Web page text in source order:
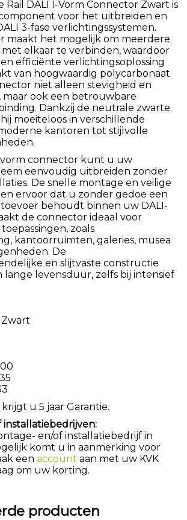
Rail DALI I-Vorm Connector Zwart is
voor het uitbreiden en
3-fase verlichtingssystemen.
maakt het mogelijk om meerdere
met elkaar te verbinden, waardoor
efficiënte verlichtingsoplossing
van hoogwaardig polycarbonaat
niet alleen stevigheid en
ook een betrouwbare
Dankzij de neutrale zwarte
moeiteloos in verschillende
kantoren tot stijlvolle
connector kunt u uw
eenvoudig uitbreiden zonder
De snelle montage en veilige
ervoor dat u zonder gedoe een
behoudt binnen uw DALI-
de connector ideaal voor
zoals
kantoorruimten, galeries, musea
De
en slijtvaste constructie
lange levensduur, zelfs bij intensief
u 5 jaar Garantie.
installatiebedrijven:
en/of installatiebedrijf in
komt u in aanmerking voor
een account aan met uw KVK
om uw korting.
producten